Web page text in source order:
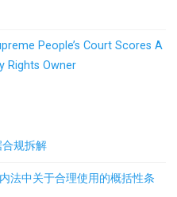
People’s Court Scores A
Rights Owner
规拆解
法中关于合理使用的概括性条